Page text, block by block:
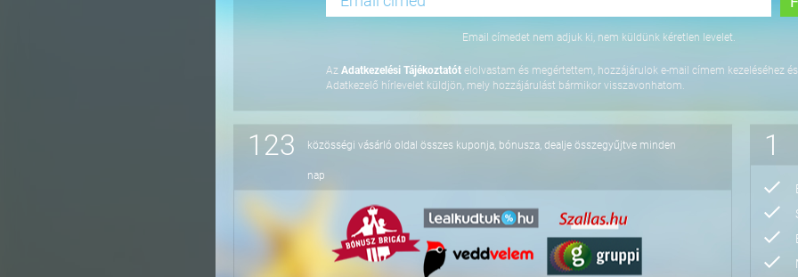
Email címedet nem adjuk ki, nem küldünk kéretlen levelet.
Az Adatkezelési Tájékoztatót elolvastam és megértettem, hozzájárulok e-mail címem kezeléséhez
Adatkezelő hírlevelet küldjön, mely hozzájárulást bármikor visszavonhatom.
123 közösségi vásárló oldal összes kuponja, bónusza, dealje összegyűjtve minden
nap
1
64.800 Ft
-41% Pihentető napok
2 éjszaka 2 fő részére félpanzióval, az
Hotel Írisz
4431 Nyíregyháza, Szódaház u. 10.
maiUtazás